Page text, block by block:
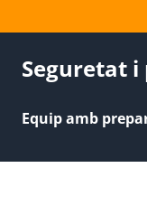
Seguretat i
Equip amb